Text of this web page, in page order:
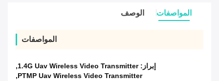
المواصفات الوصف
المواصفات
إبراز:1.4G Uav Wireless Video Transmitter
,
PTMP Uav Wireless Video Transmitter
,